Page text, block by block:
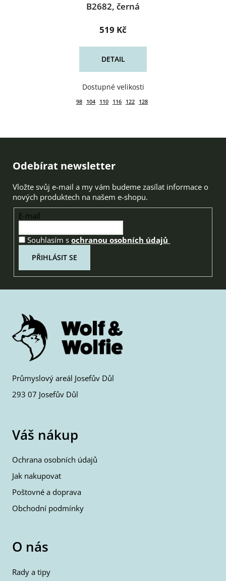
B2682, černá
519 Kč
DETAIL
98 104 110 116 122 128
Zápatí
Odebírat newsletter
Vložte svůj e-mail a my vám budeme zasílat informace o
nových produktech na našem e-shopu.
E-mail
Souhlasím sochranou osobních údajů
PŘIHLÁSIT SE
Průmyslový areál Josefův Důl
293 07 Josefův Důl
Váš nákup
Ochrana osobních údajů
Jak nakupovat
Poštovné a doprava
Obchodní podmínky
O nás
Rady a tipy